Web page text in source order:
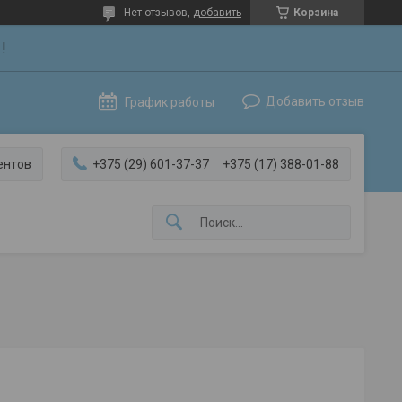
Корзина
Нет отзывов, добавить
График работы Добавить отзыв
+375 (29) 601-37-37 +375 (17) 388-01-88